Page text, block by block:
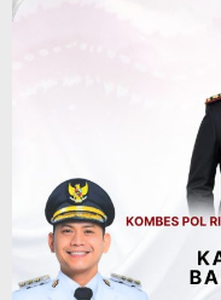
Hari Pramuka
Banjarmasin
Antasari dan
Advertorial Dinas Kehutanan
Api Sempat
Tahura Sultan
Dikendalikan